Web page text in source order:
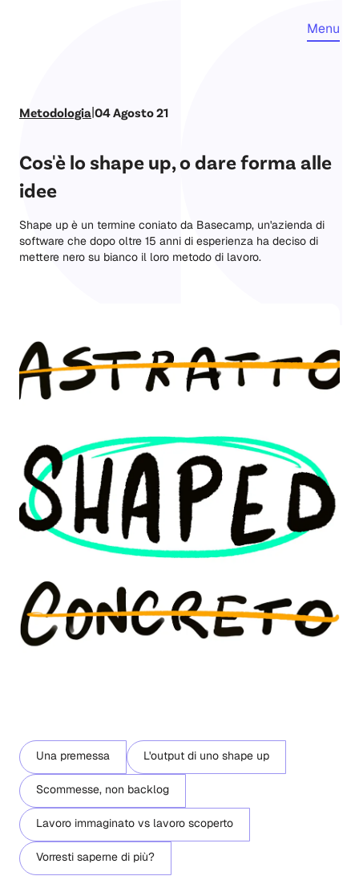
Menu
Metodologia|04 Agosto 21
Cos'è lo shape up, o dare forma alle
idee
Shape up è un termine coniato da Basecamp, un'azienda di
software che dopo oltre 15 anni di esperienza ha deciso di
mettere nero su bianco il loro metodo di lavoro.
Una premessa L'output di uno shape up
Scommesse, non backlog
Lavoro immaginato vs lavoro scoperto
Vorresti saperne di più?